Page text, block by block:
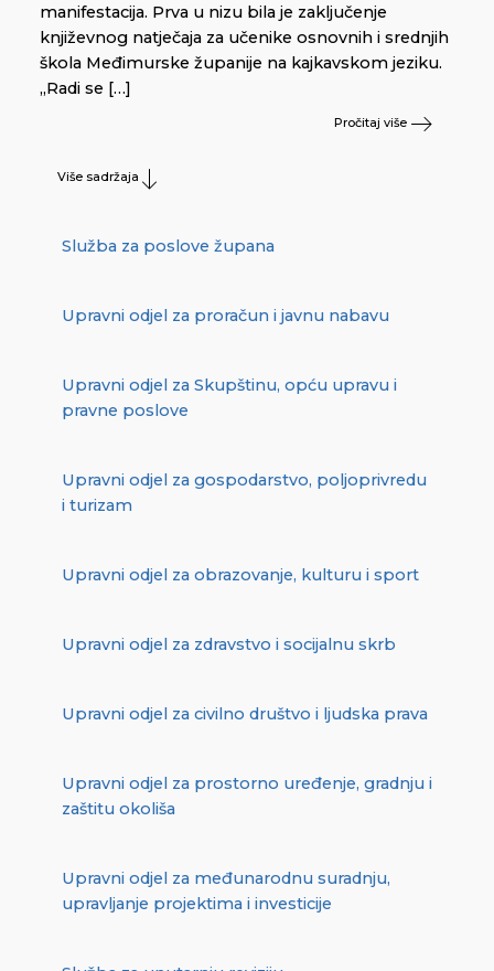
manifestacija. Prva u nizu bila je zaključenje
književnog natječaja za učenike osnovnih i srednjih
škola Međimurske županije na kajkavskom jeziku.
„Radi se […]
Pročitaj više
Više sadržaja
Služba za poslove župana
Upravni odjel za proračun i javnu nabavu
Upravni odjel za Skupštinu, opću upravu i
pravne poslove
Upravni odjel za gospodarstvo, poljoprivredu
i turizam
Upravni odjel za obrazovanje, kulturu i sport
Upravni odjel za zdravstvo i socijalnu skrb
Upravni odjel za civilno društvo i ljudska prava
Upravni odjel za prostorno uređenje, gradnju i
zaštitu okoliša
Upravni odjel za međunarodnu suradnju,
upravljanje projektima i investicije